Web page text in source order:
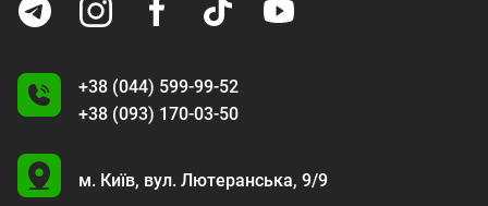
+38 (044) 599-99-52
+38 (093) 170-03-50
U
м. Київ, вул. Лютеранська, 9/9